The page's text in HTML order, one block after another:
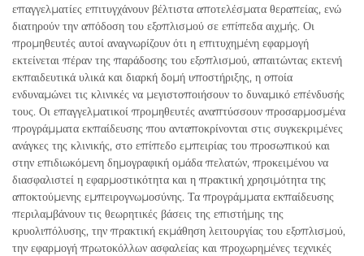
επαγγελματίες επιτυγχάνουν βέλτιστα αποτελέσματα θεραπείας, ενώ
διατηρούν την απόδοση του εξοπλισμού σε επίπεδα αιχμής. Οι
προμηθευτές αυτοί αναγνωρίζουν ότι η επιτυχημένη εφαρμογή
εκτείνεται πέραν της παράδοσης του εξοπλισμού, απαιτώντας εκτενή
εκπαιδευτικά υλικά και διαρκή δομή υποστήριξης, η οποία
ενδυναμώνει τις κλινικές να μεγιστοποιήσουν το δυναμικό επένδυσής
τους. Οι επαγγελματικοί προμηθευτές αναπτύσσουν προσαρμοσμένα
προγράμματα εκπαίδευσης που ανταποκρίνονται στις συγκεκριμένες
ανάγκες της κλινικής, στο επίπεδο εμπειρίας του προσωπικού και
στην επιδιωκόμενη δημογραφική ομάδα πελατών, προκειμένου να
διασφαλιστεί η εφαρμοστικότητα και η πρακτική χρησιμότητα της
αποκτούμενης εμπειρογνωμοσύνης. Τα προγράμματα εκπαίδευσης
περιλαμβάνουν τις θεωρητικές βάσεις της επιστήμης της
κρυολιπόλυσης, την πρακτική εκμάθηση λειτουργίας του εξοπλισμού,
την εφαρμογή πρωτοκόλλων ασφαλείας και προχωρημένες τεχνικές